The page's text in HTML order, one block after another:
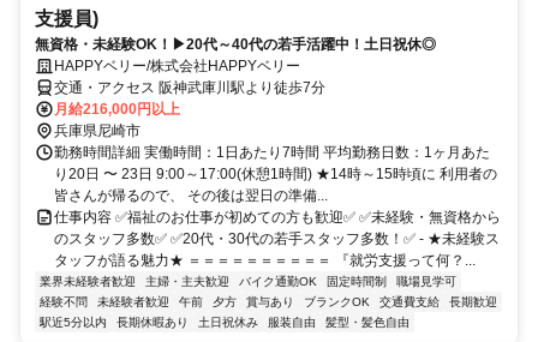
支援員)
無資格・未経験OK！▶20代～40代の若手活躍中！土日祝休◎
HAPPYベリー/株式会社HAPPYベリー
交通・アクセス 阪神武庫川駅より徒歩7分
月給216,000円以上
兵庫県尼崎市
勤務時間詳細 実働時間：1日あたり7時間 平均勤務日数：1ヶ月あた
り20日 〜 23日 9:00～17:00(休憩1時間) ★14時～15時頃に 利用者の
皆さんが帰るので、 その後は翌日の準備...
仕事内容 ✅福祉のお仕事が初めての方も歓迎✅ ✅未経験・無資格から
のスタッフ多数✅ ✅20代・30代の若手スタッフ多数！✅ - ★未経験ス
タッフが語る魅力★ ＝＝＝＝＝＝＝＝＝＝ 『就労支援って何？...
業界未経験者歓迎 主婦・主夫歓迎 バイク通勤OK 固定時間制
職場見学可
経験不問
未経験者歓迎 午前 夕方 賞与あり ブランクOK 交通費支給
長期歓迎
駅近5分以内
長期休暇あり 土日祝休み 服装自由 髪型・髪色自由